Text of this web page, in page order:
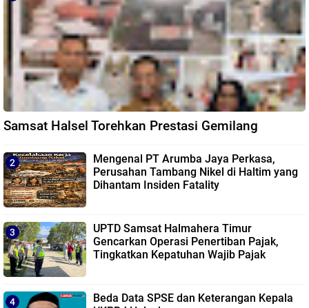
Samsat Halsel Torehkan Prestasi Gemilang
Mengenal PT Arumba Jaya Perkasa,
Perusahan Tambang Nikel di Haltim yang
Dihantam Insiden Fatality
UPTD Samsat Halmahera Timur
Gencarkan Operasi Penertiban Pajak,
Tingkatkan Kepatuhan Wajib Pajak
Beda Data SPSE dan Keterangan Kepala